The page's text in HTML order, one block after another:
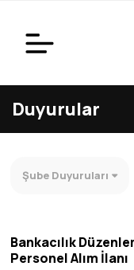
Duyurular
Şube Duyuruları
Bankacılık
Personel Alım İlanı